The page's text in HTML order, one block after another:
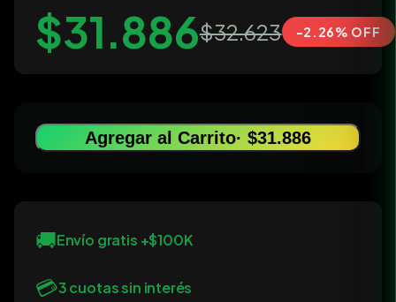
$31.886$32.623 -2.26% OFF
Agregar al Carrito· $31.886
🚚Envío gratis +$100K
💳3 cuotas sin interés